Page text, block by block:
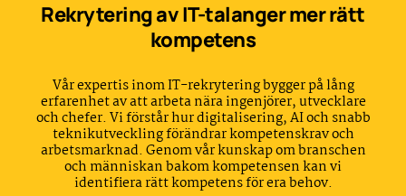
Rekrytering av IT-talanger mer rätt
kompetens
Vår expertis inom IT-rekrytering bygger på lång
erfarenhet av att arbeta nära ingenjörer, utvecklare
och chefer. Vi förstår hur digitalisering, AI och snabb
teknikutveckling förändrar kompetenskrav och
arbetsmarknad. Genom vår kunskap om branschen
och människan bakom kompetensen kan vi
identifiera rätt kompetens för era behov.